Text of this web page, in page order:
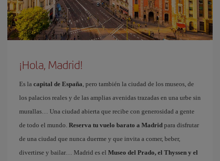
¡Hola, Madrid!
Es la capital de España, pero también la ciudad de los museos, de
los palacios reales y de las amplias avenidas trazadas en una urbe sin
murallas… Una ciudad abierta que recibe con generosidad a gente
de todo el mundo. Reserva tu vuelo barato a Madrid para disfrutar
de una ciudad que nunca duerme y que invita a comer, beber,
divertirse y bailar… Madrid es el Museo del Prado, el Thyssen y el